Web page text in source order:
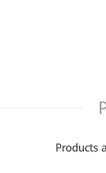
Products